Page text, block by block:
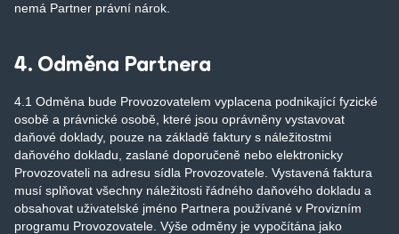
nemá Partner právní nárok.
4. Odměna Partnera
4.1 Odměna bude Provozovatelem vyplacena podnikající fyzické
osobě a právnické osobě, které jsou oprávněny vystavovat
daňové doklady, pouze na základě faktury s náležitostmi
daňového dokladu, zaslané doporučeně nebo elektronicky
Provozovateli na adresu sídla Provozovatele. Vystavená faktura
musí splňovat všechny náležitosti řádného daňového dokladu a
obsahovat uživatelské jméno Partnera používané v Provizním
programu Provozovatele. Výše odměny je vypočítána jako